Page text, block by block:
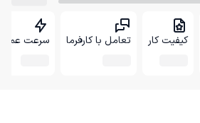
کیفیت کار تعامل با کارفرما سرعت عمل